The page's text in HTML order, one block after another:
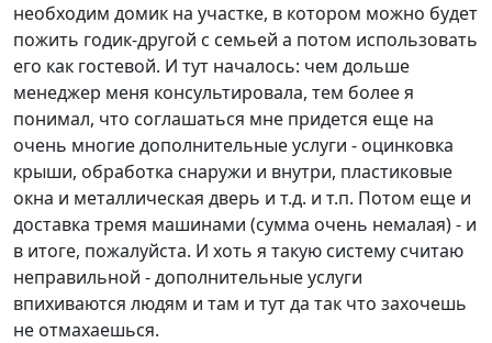
необходим домик на участке, в котором можно будет
пожить годик-другой с семьей а потом использовать
его как гостевой. И тут началось: чем дольше
менеджер меня консультировала, тем более я
понимал, что соглашаться мне придется еще на
очень многие дополнительные услуги - оцинковка
крыши, обработка снаружи и внутри, пластиковые
окна и металлическая дверь и т.д. и т.п. Потом еще и
доставка тремя машинами (сумма очень немалая) - и
в итоге, пожалуйста. И хоть я такую систему считаю
неправильной - дополнительные услуги
впихиваются людям и там и тут да так что захочешь
не отмахаешься.